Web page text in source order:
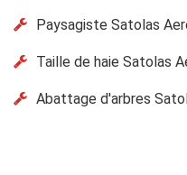
Paysagiste Satolas
Taille de haie Satolas
Abattage d'arbres